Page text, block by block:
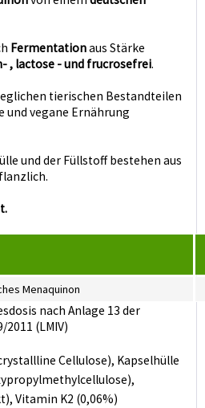
Fermentationaus Stärke
, lactose - und frucrosefrei.
tierischen Bestandteilen
und vegane Ernährung
und der Füllstoff bestehen aus
Menaquinon
nach Anlage 13 der
2011 (LMIV)
Cellulose), Kapselhülle
Vitamin K2 (0,06%)